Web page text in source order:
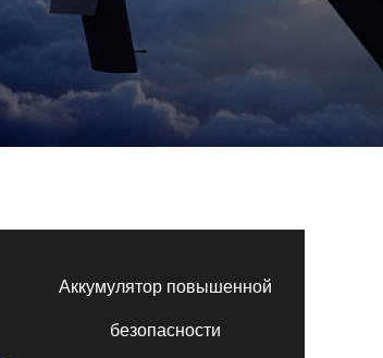
Аккумулятор повышенной
безопасности